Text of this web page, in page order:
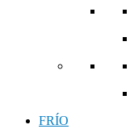
FRÍO